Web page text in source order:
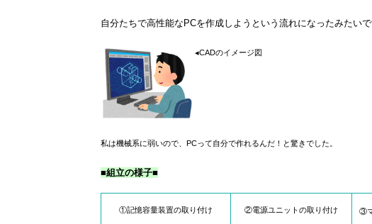
自分たちで高性能なPCを作成しようという流れになったみたいで
◂CADのイメージ図
私は機械系に弱いので、PCって自分で作れるんだ！ と驚きでした。
■組立の様子■
①記憶容量装置の取り付け ②電源ユニットの取り付け ③